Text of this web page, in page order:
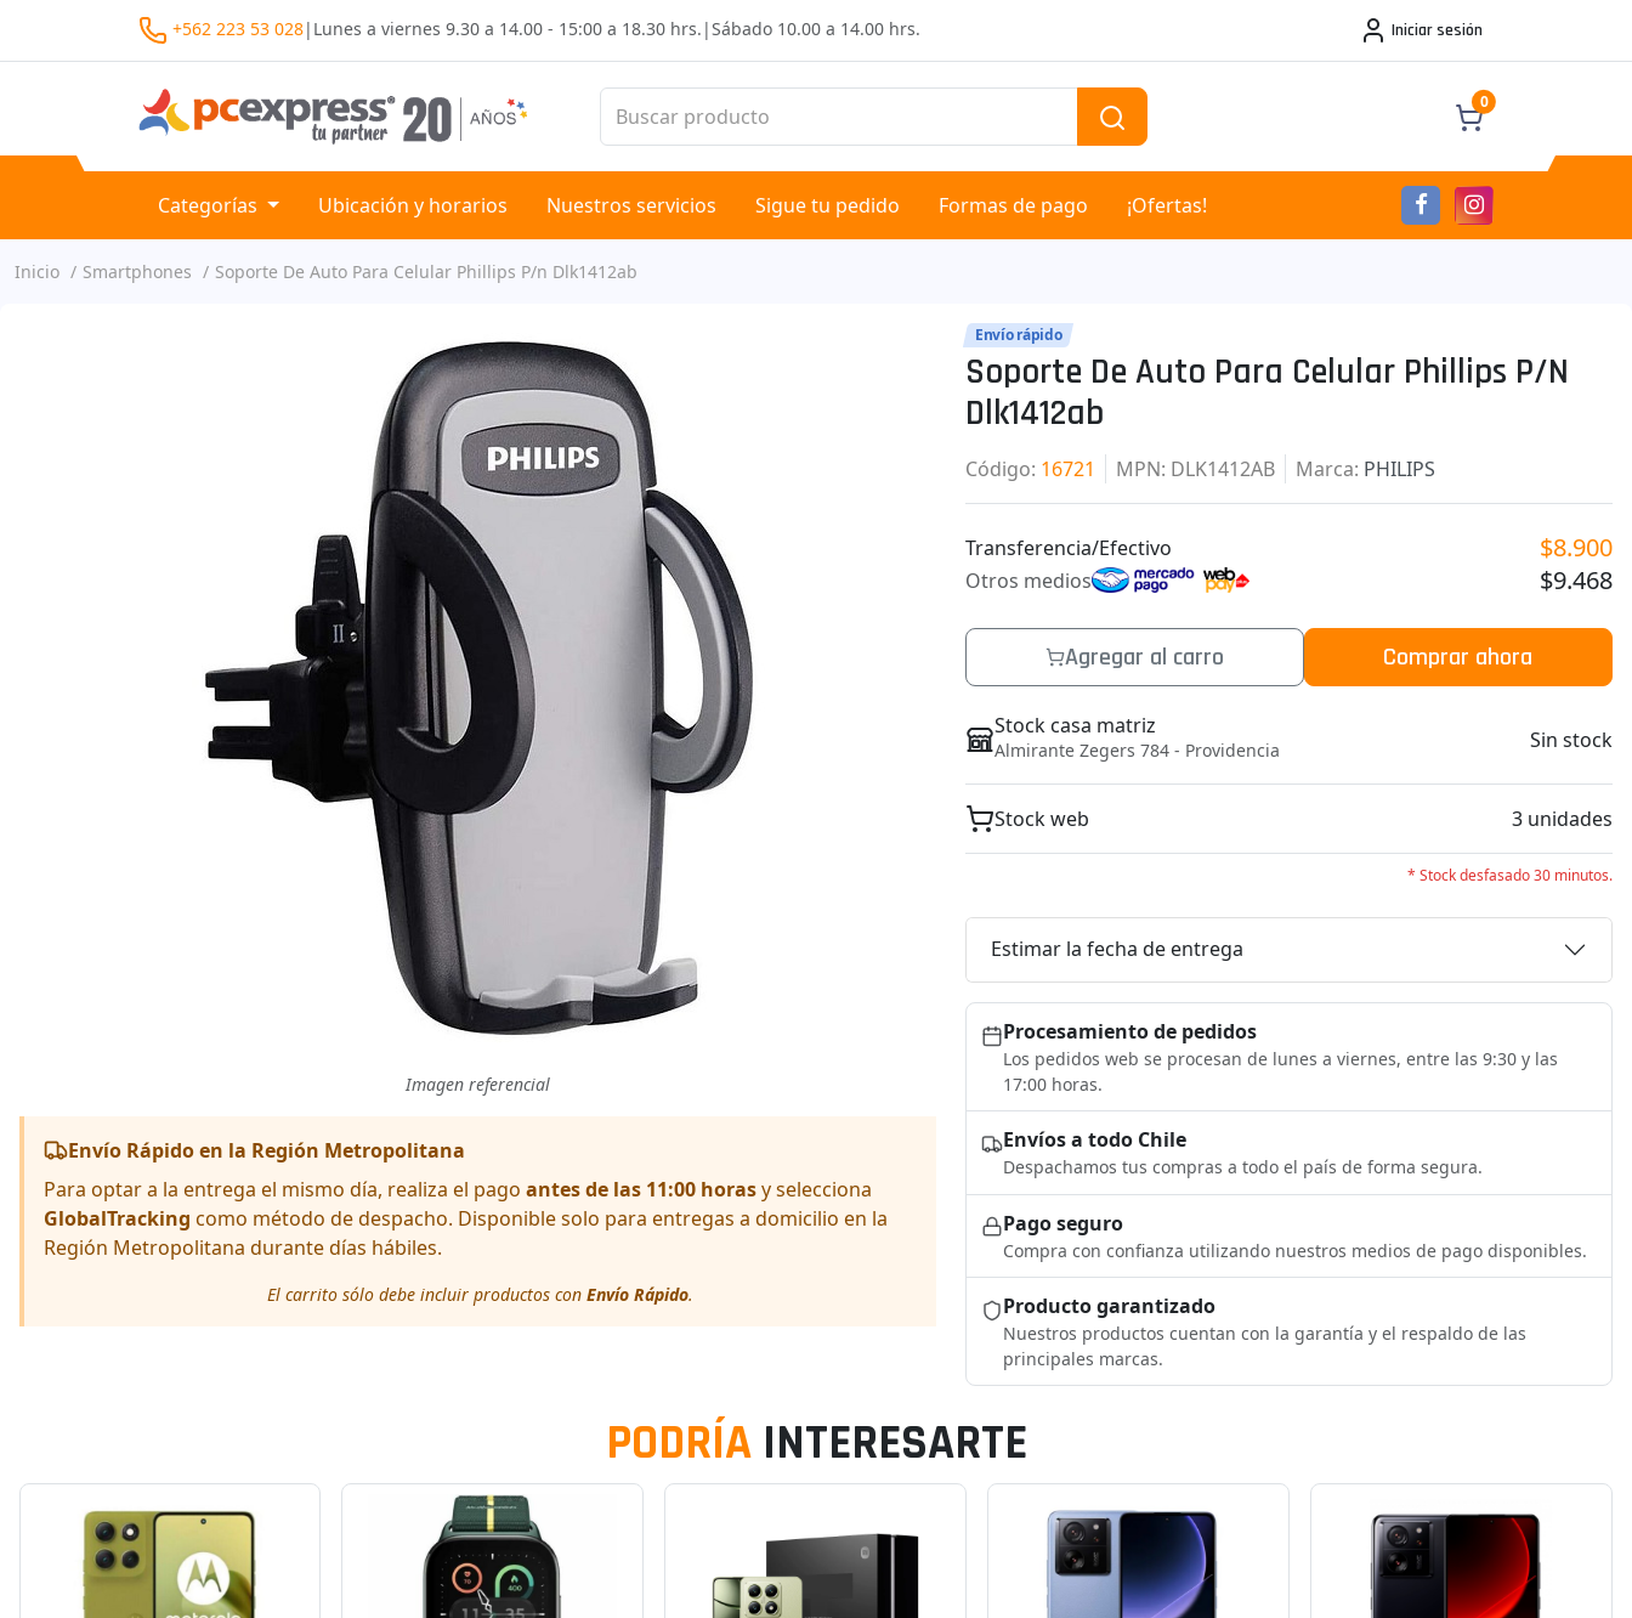
+562 223 53 028| Lunes a viernes 9.30 a 14.00 - 15:00 a 18.30 hrs. |Sábado 10.00 a 14.00 hrs. Iniciar sesión
0
Categorías Ubicación y horarios Nuestros servicios Sigue tu pedido Formas de pago ¡Ofertas!
Inicio Smartphones Soporte De Auto Para Celular Phillips P/n Dlk1412ab
Imagen referencial
Envío Rápido en la Región Metropolitana
Para optar a la entrega el mismo día, realiza el pago antes de las 11:00 horasy selecciona
GlobalTracking como método de despacho. Disponible solo para entregas a domicilio en la
Región Metropolitana durante días hábiles.
El carrito sólo debe incluir productos conEnvío Rápido.
Envío rápido
Soporte De Auto Para Celular Phillips P/n
Dlk1412ab
Código: 16721 MPN: DLK1412AB Marca: PHILIPS
Transferencia/Efectivo $8.900
Otros medios $9.468
Agregar al carro Comprar ahora
Stock casa matriz
Almirante Zegers 784 - Providencia Sin stock
Stock web 3 unidades
* Stock desfasado 30 minutos.
Estimar la fecha de entrega
Procesamiento de pedidos
Los pedidos web se procesan de lunes a viernes, entre las 9:30 y las
17:00 horas.
Envíos a todo Chile
Despachamos tus compras a todo el país de forma segura.
Pago seguro
Compra con confianza utilizando nuestros medios de pago disponibles.
Producto garantizado
Nuestros productos cuentan con la garantía y el respaldo de las
principales marcas.
PODRÍAINTERESARTE